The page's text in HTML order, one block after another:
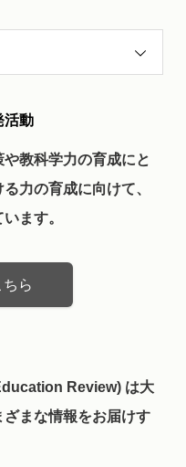
活動
教科学力の育成にと
力の育成に向けて、
ます。
ら
Review) は大
まな情報をお届けす